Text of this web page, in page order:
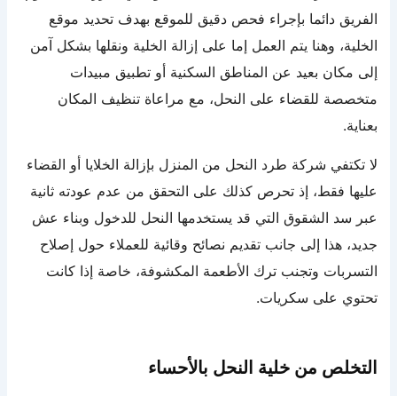
الفريق دائما بإجراء فحص دقيق للموقع بهدف تحديد موقع
الخلية، وهنا يتم العمل إما على إزالة الخلية ونقلها بشكل آمن
إلى مكان بعيد عن المناطق السكنية أو تطبيق مبيدات
متخصصة للقضاء على النحل، مع مراعاة تنظيف المكان
بعناية.
لا تكتفي شركة طرد النحل من المنزل بإزالة الخلايا أو القضاء
عليها فقط، إذ تحرص كذلك على التحقق من عدم عودته ثانية
عبر سد الشقوق التي قد يستخدمها النحل للدخول وبناء عش
جديد، هذا إلى جانب تقديم نصائح وقائية للعملاء حول إصلاح
التسربات وتجنب ترك الأطعمة المكشوفة، خاصة إذا كانت
تحتوي على سكريات.
التخلص من خلية النحل بالأحساء